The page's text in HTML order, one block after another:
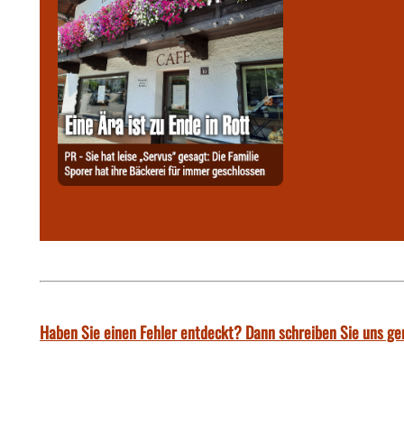
Haben Sie einen Fehler entdeckt? Dann schreiben Sie uns